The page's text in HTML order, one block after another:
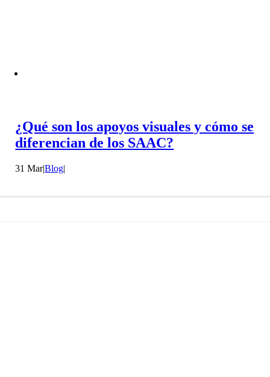
¿Qué son los apoyos visuales y cómo se
diferencian de los SAAC?
31 Mar|Blog|